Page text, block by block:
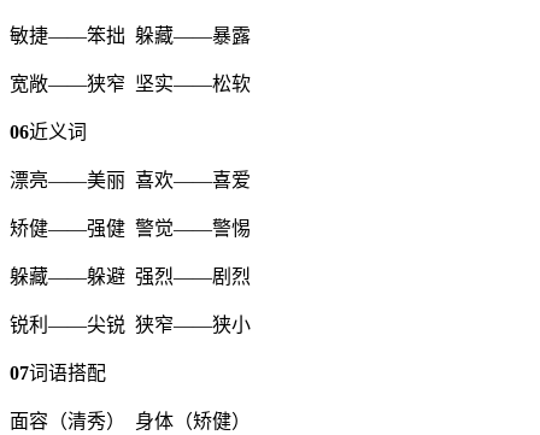
敏捷——笨拙 躲藏——暴露
宽敞——狭窄 坚实——松软
06近义词
漂亮——美丽 喜欢——喜爱
矫健——强健 警觉——警惕
躲藏——躲避 强烈——剧烈
锐利——尖锐 狭窄——狭小
07词语搭配
面容（清秀） 身体（矫健）